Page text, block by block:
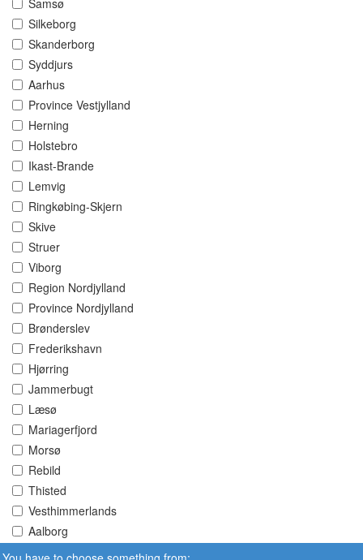
Samsø
Silkeborg
Skanderborg
Syddjurs
Aarhus
Province Vestjylland
Herning
Holstebro
Ikast-Brande
Lemvig
Ringkøbing-Skjern
Skive
Struer
Viborg
Region Nordjylland
Province Nordjylland
Brønderslev
Frederikshavn
Hjørring
Jammerbugt
Læsø
Mariagerfjord
Morsø
Rebild
Thisted
Vesthimmerlands
Aalborg